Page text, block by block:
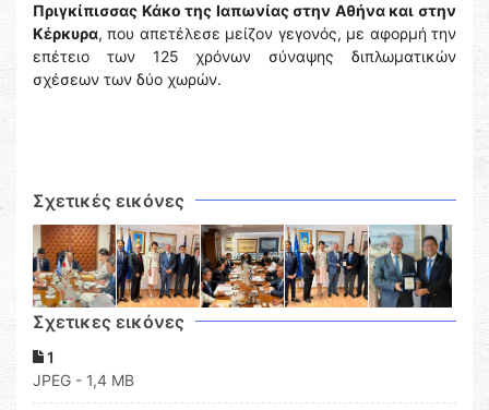
Πριγκίπισσας Κάκο της Ιαπωνίας στην Αθήνα και στην
Κέρκυρα, που απετέλεσε μείζον γεγονός, με αφορμή την
επέτειο των 125 χρόνων σύναψης διπλωματικών
σχέσεων των δύο χωρών.
Σχετικές εικόνες
Σχετικες εικόνες
1
JPEG - 1,4 MB